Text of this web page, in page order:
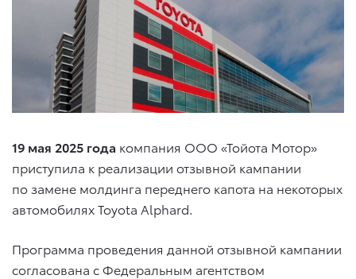
19 мая 2025 года компания ООО «Тойота Мотор»
приступила к реализации отзывной кампании
по замене молдинга переднего капота на некоторых
автомобиляхToyota Alphard.
Программа проведения данной отзывной кампании
согласована с Федеральным агентством